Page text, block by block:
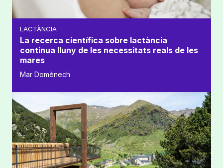
LACTÀNCIA
La recerca científica sobre lactància
continua lluny de les necessitats reals de les
mares
Mar Domènech